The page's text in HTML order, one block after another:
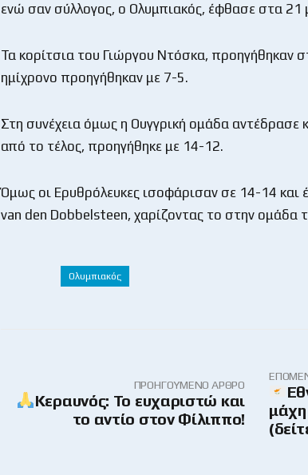
ενώ σαν σύλλογος, ο Ολυμπιακός, έφθασε στα 21
Τα κορίτσια του Γιώργου Ντόσκα, προηγήθηκαν
ημίχρονο προηγήθηκαν με 7-5.
Στη συνέχεια όμως η Ουγγρική ομάδα αντέδρασε
από το τέλος, προηγήθηκε με 14-12.
Όμως οι Ερυθρόλευκες ισοφάρισαν σε 14-14 και
van den Dobbelsteen, χαρίζοντας το στην ομάδα
Ολυμπιακός
ΠΡΟΗΓΟΎΜΕΝΟ ΆΡΘΡΟ
Κεραυνός: Το ευχαριστώ και
το αντίο στον Φίλιππο!
μάχη